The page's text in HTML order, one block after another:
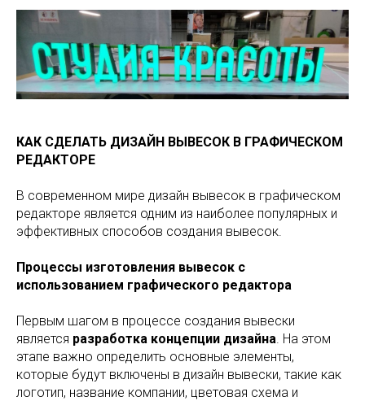
КАК СДЕЛАТЬ ДИЗАЙН ВЫВЕСОК В ГРАФИЧЕСКОМ
РЕДАКТОРЕ
В современном мире дизайн вывесок в графическом
редакторе является одним из наиболее популярных и
эффективных способов создания вывесок.
Процессы изготовления вывесок с
использованием графического редактора
Первым шагом в процессе создания вывески
является разработка концепции дизайна. На этом
этапе важно определить основные элементы,
которые будут включены в дизайн вывески, такие как
логотип, название компании, цветовая схема и